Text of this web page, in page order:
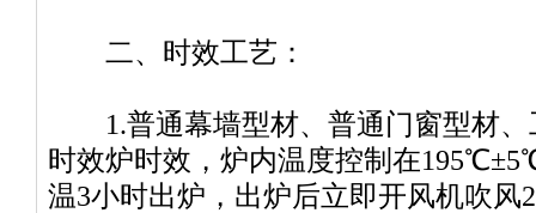
二、时效工艺：
1.普通幕墙型材、普通门窗型材、
时效炉时效，炉内温度控制在
温3小时出炉，出炉后立即开风机吹风